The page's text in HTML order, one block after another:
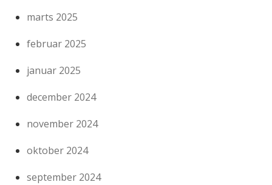
marts 2025
februar 2025
januar 2025
december 2024
november 2024
oktober 2024
september 2024